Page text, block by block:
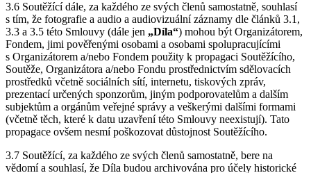
3.6 Soutěžící dále, za každého ze svých členů samostatně, souhlasí
s tím, že fotografie a audio a audiovizuální záznamy dle článků 3.1,
3.3 a 3.5 této Smlouvy (dále jen „Díla“) mohou být Organizátorem,
Fondem, jimi pověřenými osobami a osobami spolupracujícími
s Organizátorem a/nebo Fondem použity k propagaci Soutěžícího,
Soutěže, Organizátora a/nebo Fondu prostřednictvím sdělovacích
prostředků včetně sociálních sítí, internetu, tiskových zpráv,
prezentací určených sponzorům, jiným podporovatelům a dalším
subjektům a orgánům veřejné správy a veškerými dalšími formami
(včetně těch, které k datu uzavření této Smlouvy neexistují). Tato
propagace ovšem nesmí poškozovat důstojnost Soutěžícího.
3.7 Soutěžící, za každého ze svých členů samostatně, bere na
vědomí a souhlasí, že Díla budou archivována pro účely historické